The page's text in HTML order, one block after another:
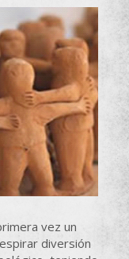
vez un
diversión